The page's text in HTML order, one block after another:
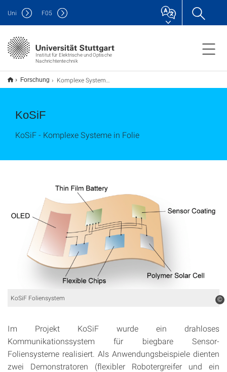
Institut für Elektrische und Optische
Nachrichtentechnik
Uni F05
Forschung Komplexe Systeme in Folie
KoSiF
KoSiF - Komplexe Systeme in Folie
©
KoSiF Foliensystem
Im Projekt KoSiF wurde ein drahloses
Kommunikationssystem für biegbare Sensor-
Foliensysteme realisiert. Als Anwendungsbeispiele dienten
zwei Demonstratoren (flexibler Robotergreifer und ein